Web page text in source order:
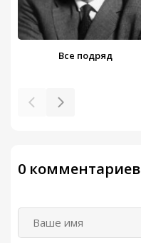
Все подряд
0 комментариев